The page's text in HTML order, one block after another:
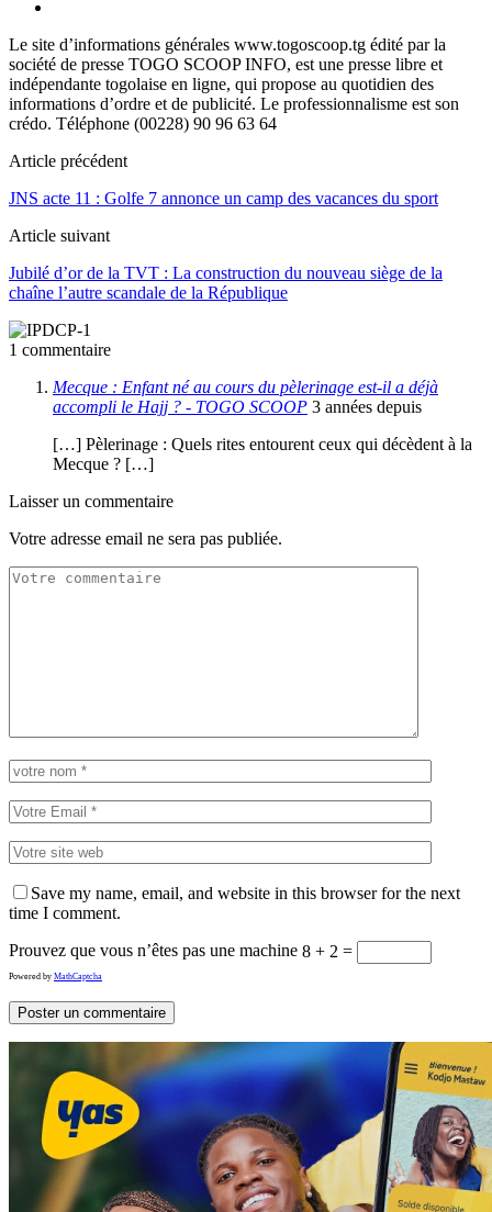
Le site d’informations générales www.togoscoop.tg édité par la
société de presse TOGO SCOOP INFO, est une presse libre et
indépendante togolaise en ligne, qui propose au quotidien des
informations d’ordre et de publicité. Le professionnalisme est son
crédo. Téléphone (00228) 90 96 63 64
Article précédent
JNS acte 11 : Golfe 7 annonce un camp des vacances du sport
Article suivant
Jubilé d’or de la TVT : La construction du nouveau siège de la
chaîne l’autre scandale de la République
1 commentaire
Mecque : Enfant né au cours du pèlerinage est-il a déjà
accompli le Hajj ? - TOGO SCOOP 3 années depuis
[…] Pèlerinage : Quels rites entourent ceux qui décèdent à la
Mecque ? […]
Laisser un commentaire
Votre adresse email ne sera pas publiée.
Save my name, email, and website in this browser for the next
time I comment.
Prouvez que vous n’êtes pas une machine 8 + 2 =
Powered by MathCaptcha